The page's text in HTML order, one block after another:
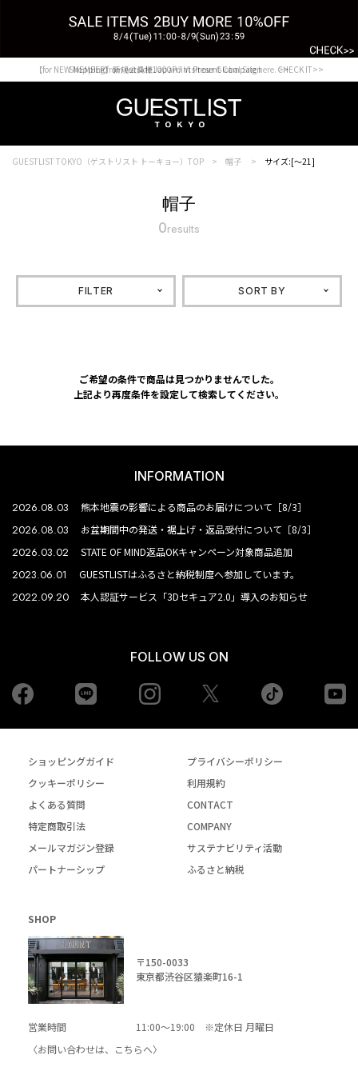
Shopping from outside Japan? Visit our Global Site here. >>
【for NEW MEMBER】新規会員様1000Point Present Campaign CHECK IT>>
GUESTLIST TOKYO（ゲストリスト トーキョー）TOP 帽子 サイズ:[～21]
帽子
0results
FILTER SORT BY
ご希望の条件で商品は見つかりませんでした。
上記より再度条件を設定して検索してください。
INFORMATION
2026.08.03 熊本地震の影響による商品のお届けについて［8/3］
2026.08.03 お盆期間中の発送・裾上げ・返品受付について［8/3］
2026.03.02 STATE OF MIND返品OKキャンペーン対象商品追加
2023.06.01 GUESTLISTはふるさと納税制度へ参加しています。
2022.09.20 本人認証サービス「3Dセキュア2.0」導入のお知らせ
FOLLOW US ON
Facebook Instagram tiktok
ショッピングガイド
プライバシーポリシー
クッキーポリシー
利用規約
よくある質問
CONTACT
特定商取引法
COMPANY
メールマガジン登録
サステナビリティ活動
パートナーシップ
ふるさと納税
SHOP
〒150-0033
東京都渋谷区猿楽町16-1
営業時間
11:00～19:00 ※定休日 月曜日
〈お問い合わせは、
こちらへ〉